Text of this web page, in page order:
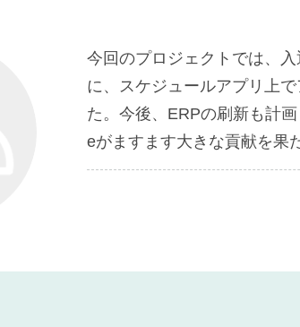
今回のプロジェクトでは、
に、スケジュールアプリ上
た。今後、ERPの刷新も計
eがますます大きな貢献を果